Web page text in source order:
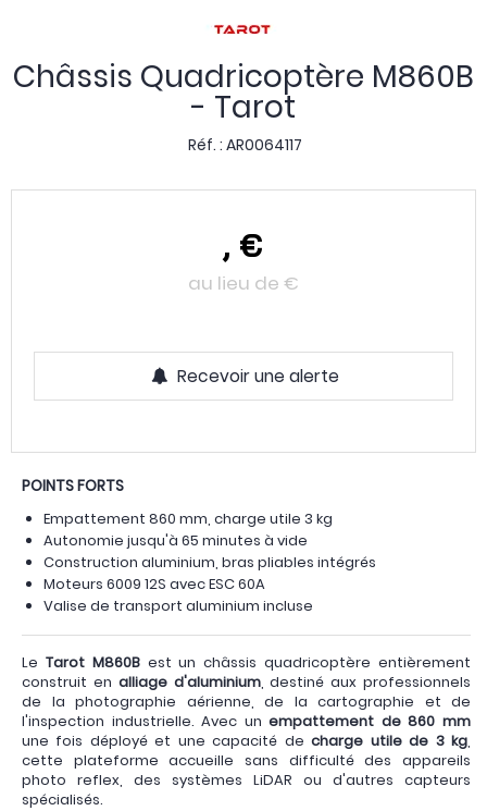
Châssis Quadricoptère M860B
- Tarot
Réf. : AR0064117
, €
au lieu de €
Recevoir une alerte
POINTS FORTS
Empattement 860 mm, charge utile 3 kg
Autonomie jusqu'à 65 minutes à vide
Construction aluminium, bras pliables intégrés
Moteurs 6009 12S avec ESC 60A
Valise de transport aluminium incluse
Le Tarot M860Best un châssis quadricoptère entièrement
construit en alliage d'aluminium, destiné aux professionnels
de la photographie aérienne, de la cartographie et de
l'inspection industrielle. Avec unempattement de 860 mm
une fois déployé et une capacité decharge utile de 3 kg,
cette plateforme accueille sans difficulté des appareils
photo reflex, des systèmes LiDAR ou d'autres capteurs
spécialisés.